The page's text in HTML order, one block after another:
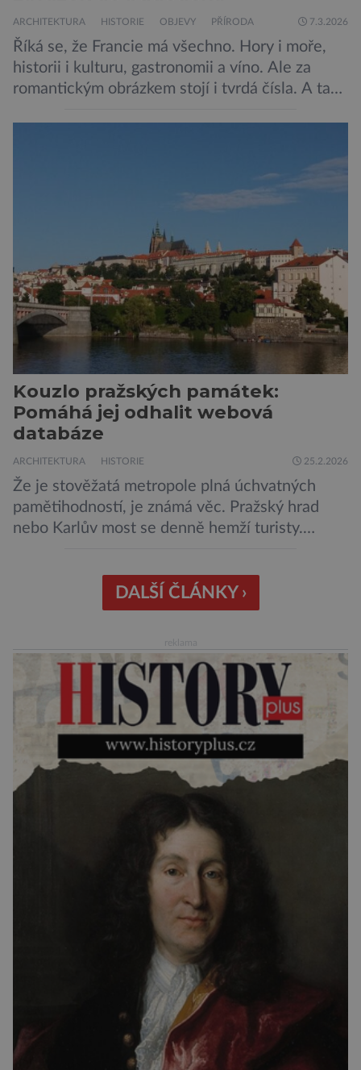
ARCHITEKTURA HISTORIE OBJEVY PŘÍRODA 7.3.2026
Říká se, že Francie má všechno. Hory i moře,
historii i kulturu, gastronomii a víno. Ale za
romantickým obrázkem stojí i tvrdá čísla. A ta
gastronomii. Další hory nebo moře. Francie si v
Kouzlo pražských památek:
Pomáhá jej odhalit webová
databáze
ARCHITEKTURA HISTORIE 25.2.2026
Že je stověžatá metropole plná úchvatných
pamětihodností, je známá věc. Pražský hrad
nebo Karlův most se denně hemží turisty.
pořádně orientovat mohou lidé díky webové
databázi, kterou tvoří pracovníci Ústavu dějin
Svobodovou. Experti […]
DALŠÍ ČLÁNKY ›